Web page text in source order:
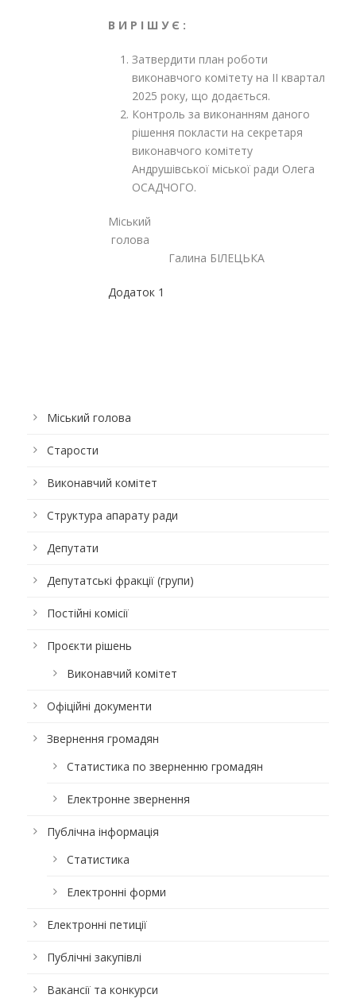
В И Р І Ш У Є :
Затвердити план роботи
виконавчого комітету на II квартал
2025 року, що додається.
Контроль за виконанням даного
рішення покласти на секретаря
виконавчого комітету
Андрушівської міської ради Олега
ОСАДЧОГО.
Міський
голова
Галина БІЛЕЦЬКА
Додаток 1
Міський голова
Старости
Виконавчий комітет
Структура апарату ради
Депутати
Депутатські фракції (групи)
Постійні комісії
Проєкти рішень
Виконавчий комітет
Офіційні документи
Звернення громадян
Статистика по зверненню громадян
Електронне звернення
Публічна інформація
Статистика
Електронні форми
Електронні петиції
Публічні закупівлі
Вакансії та конкурси